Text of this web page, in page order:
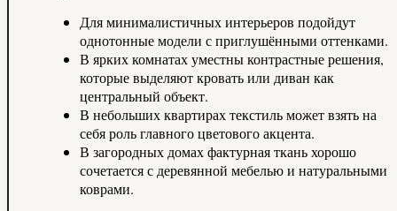
Для минималистичных интерьеров подойдут
однотонные модели с приглушёнными оттенками.
В ярких комнатах уместны контрастные решения,
которые выделяют кровать или диван как
центральный объект.
В небольших квартирах текстиль может взять на
себя роль главного цветового акцента.
В загородных домах фактурная ткань хорошо
сочетается с деревянной мебелью и натуральными
коврами.